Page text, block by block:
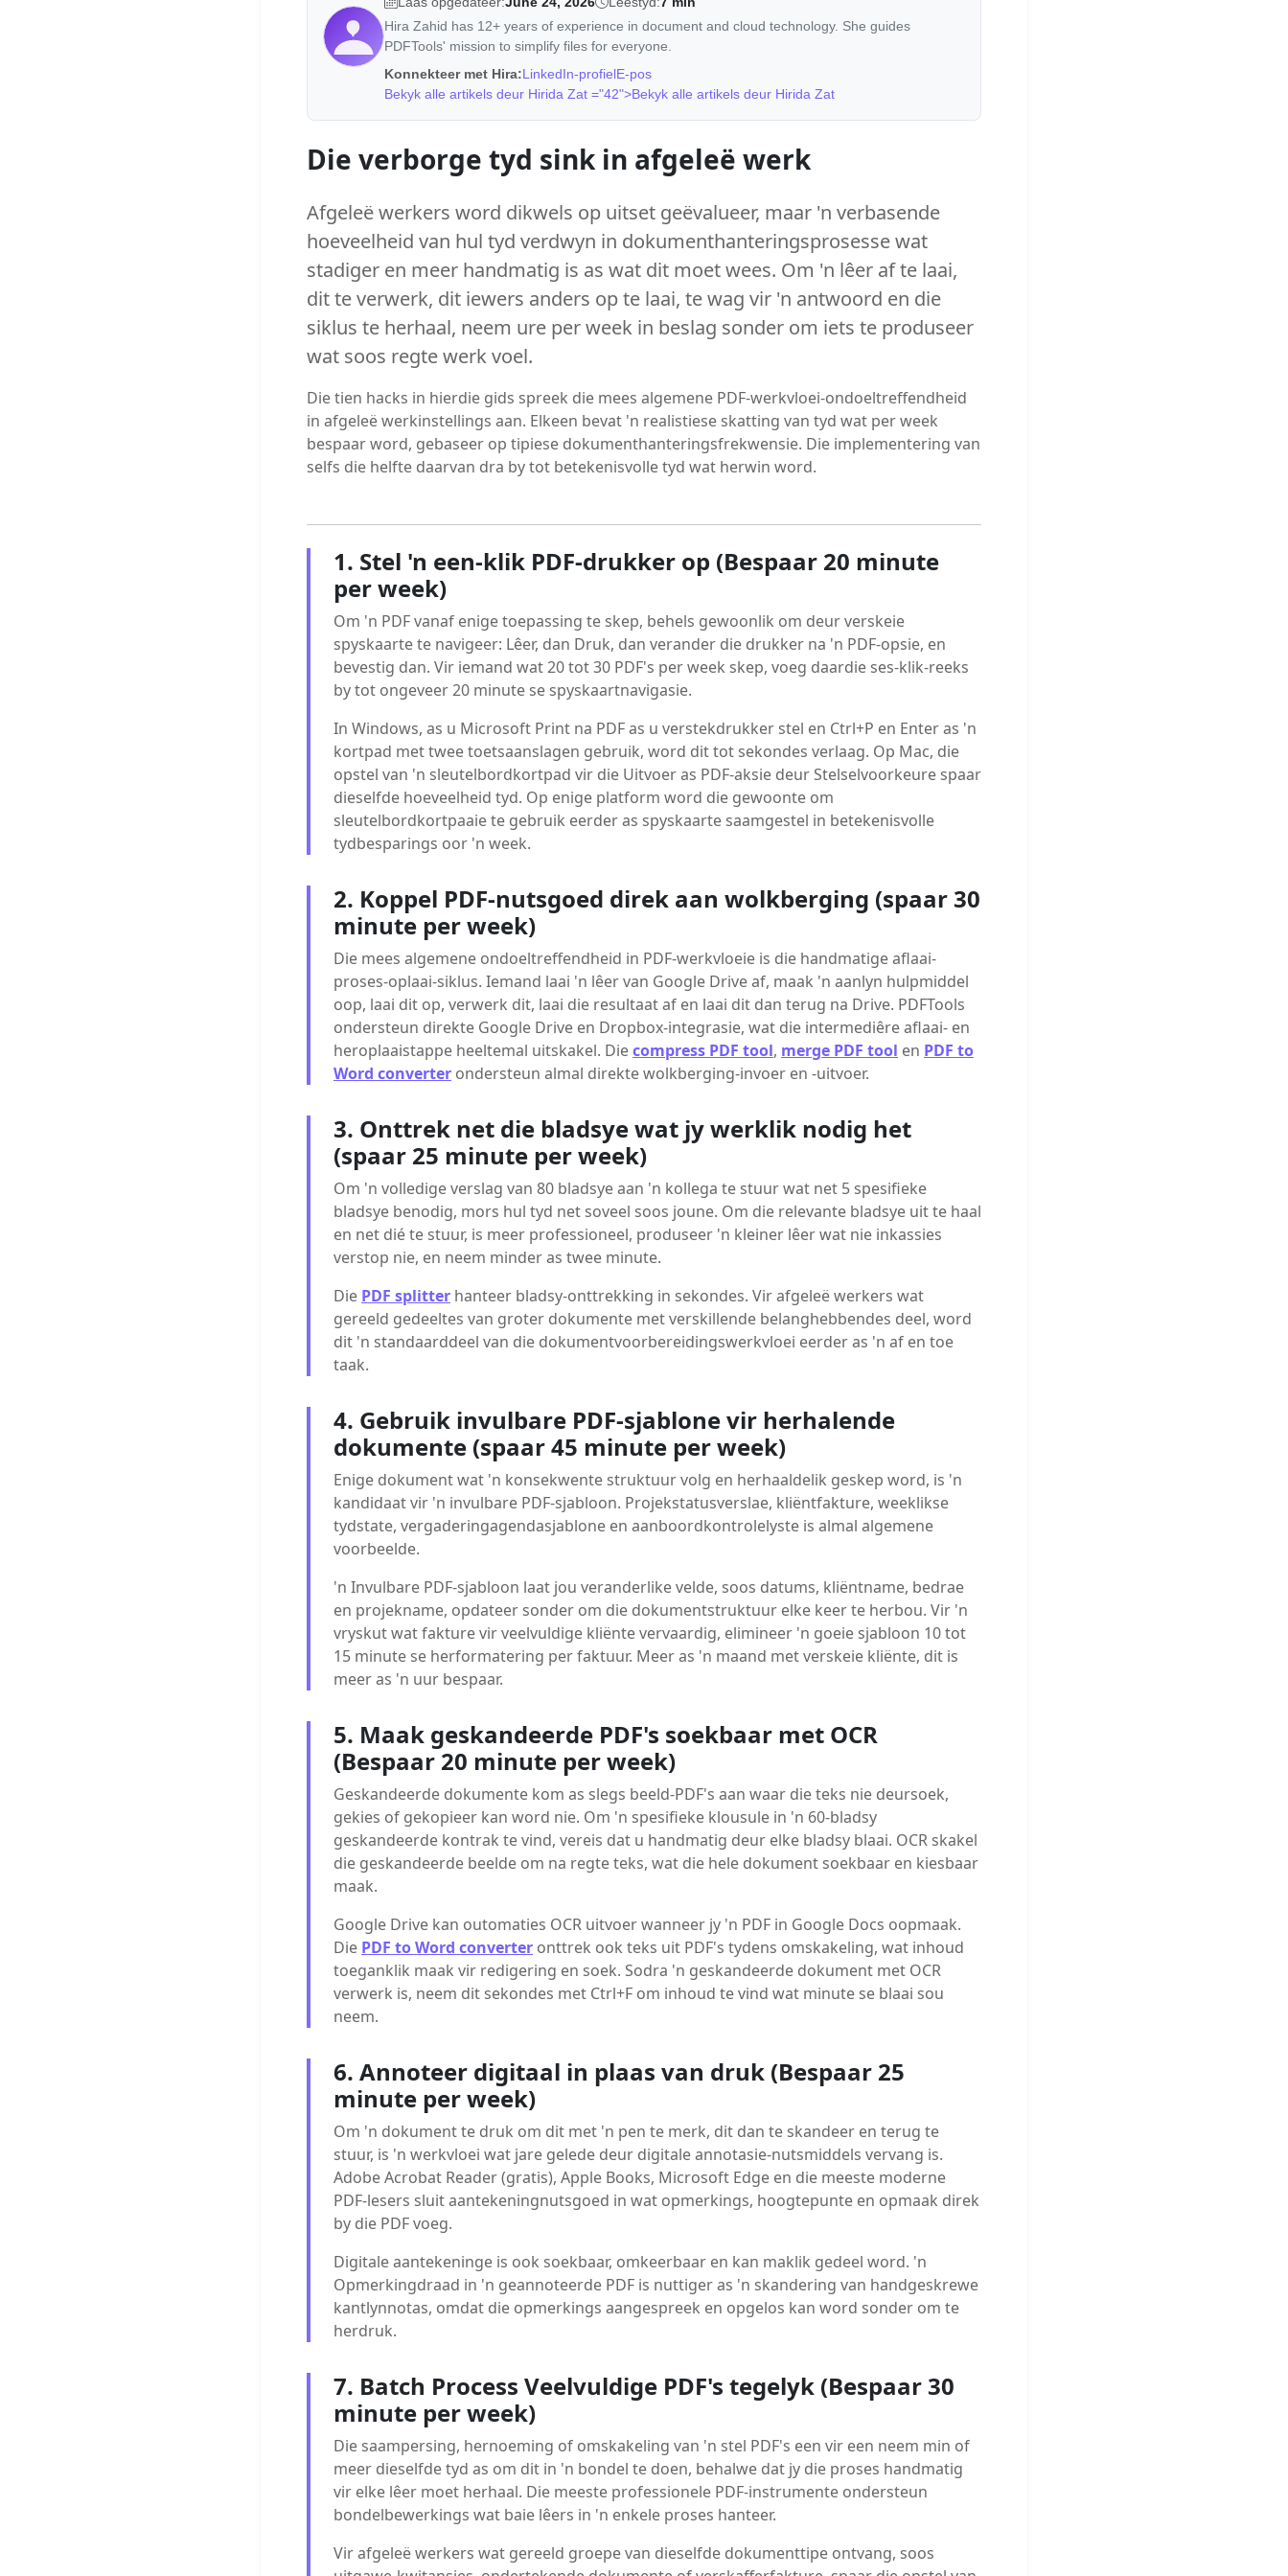
Hira Zahid has 12+ years of experience in document and cloud technology. She guides
PDFTools' mission to simplify files for everyone.
Konnekteer met Hira:LinkedIn-profielE-pos
Bekyk alle artikels deur Hirida Zat ="42">Bekyk alle artikels deur Hirida Zat
Die verborge tyd sink in afgeleë werk
Afgeleë werkers word dikwels op uitset geëvalueer, maar 'n verbasende
hoeveelheid van hul tyd verdwyn in dokumenthanteringsprosesse wat
stadiger en meer handmatig is as wat dit moet wees. Om 'n lêer af te laai,
dit te verwerk, dit iewers anders op te laai, te wag vir 'n antwoord en die
siklus te herhaal, neem ure per week in beslag sonder om iets te produseer
wat soos regte werk voel.
Die tien hacks in hierdie gids spreek die mees algemene PDF-werkvloei-ondoeltreffendheid
in afgeleë werkinstellings aan. Elkeen bevat 'n realistiese skatting van tyd wat per week
bespaar word, gebaseer op tipiese dokumenthanteringsfrekwensie. Die implementering van
selfs die helfte daarvan dra by tot betekenisvolle tyd wat herwin word.
1. Stel 'n een-klik PDF-drukker op (Bespaar 20 minute
per week)
Om 'n PDF vanaf enige toepassing te skep, behels gewoonlik om deur verskeie
spyskaarte te navigeer: Lêer, dan Druk, dan verander die drukker na 'n PDF-opsie, en
bevestig dan. Vir iemand wat 20 tot 30 PDF's per week skep, voeg daardie ses-klik-reeks
by tot ongeveer 20 minute se spyskaartnavigasie.
In Windows, as u Microsoft Print na PDF as u verstekdrukker stel en Ctrl+P en Enter as 'n
kortpad met twee toetsaanslagen gebruik, word dit tot sekondes verlaag. Op Mac, die
opstel van 'n sleutelbordkortpad vir die Uitvoer as PDF-aksie deur Stelselvoorkeure spaar
dieselfde hoeveelheid tyd. Op enige platform word die gewoonte om
sleutelbordkortpaaie te gebruik eerder as spyskaarte saamgestel in betekenisvolle
tydbesparings oor 'n week.
2. Koppel PDF-nutsgoed direk aan wolkberging (spaar 30
minute per week)
Die mees algemene ondoeltreffendheid in PDF-werkvloeie is die handmatige aflaai-
proses-oplaai-siklus. Iemand laai 'n lêer van Google Drive af, maak 'n aanlyn hulpmiddel
oop, laai dit op, verwerk dit, laai die resultaat af en laai dit dan terug na Drive. PDFTools
ondersteun direkte Google Drive en Dropbox-integrasie, wat die intermediêre aflaai- en
heroplaaistappe heeltemal uitskakel. Diecompress PDF tool, merge PDF tool en PDF to
Word converter ondersteun almal direkte wolkberging-invoer en -uitvoer.
3. Onttrek net die bladsye wat jy werklik nodig het
(spaar 25 minute per week)
Om 'n volledige verslag van 80 bladsye aan 'n kollega te stuur wat net 5 spesifieke
bladsye benodig, mors hul tyd net soveel soos joune. Om die relevante bladsye uit te haal
en net dié te stuur, is meer professioneel, produseer 'n kleiner lêer wat nie inkassies
verstop nie, en neem minder as twee minute.
Die PDF splitter hanteer bladsy-onttrekking in sekondes. Vir afgeleë werkers wat
gereeld gedeeltes van groter dokumente met verskillende belanghebbendes deel, word
dit 'n standaarddeel van die dokumentvoorbereidingswerkvloei eerder as 'n af en toe
taak.
4. Gebruik invulbare PDF-sjablone vir herhalende
dokumente (spaar 45 minute per week)
Enige dokument wat 'n konsekwente struktuur volg en herhaaldelik geskep word, is 'n
kandidaat vir 'n invulbare PDF-sjabloon. Projekstatusverslae, kliëntfakture, weeklikse
tydstate, vergaderingagendasjablone en aanboordkontrolelyste is almal algemene
voorbeelde.
'n Invulbare PDF-sjabloon laat jou veranderlike velde, soos datums, kliëntname, bedrae
en projekname, opdateer sonder om die dokumentstruktuur elke keer te herbou. Vir 'n
vryskut wat fakture vir veelvuldige kliënte vervaardig, elimineer 'n goeie sjabloon 10 tot
15 minute se herformatering per faktuur. Meer as 'n maand met verskeie kliënte, dit is
meer as 'n uur bespaar.
5. Maak geskandeerde PDF's soekbaar met OCR
(Bespaar 20 minute per week)
Geskandeerde dokumente kom as slegs beeld-PDF's aan waar die teks nie deursoek,
gekies of gekopieer kan word nie. Om 'n spesifieke klousule in 'n 60-bladsy
geskandeerde kontrak te vind, vereis dat u handmatig deur elke bladsy blaai. OCR skakel
die geskandeerde beelde om na regte teks, wat die hele dokument soekbaar en kiesbaar
maak.
Google Drive kan outomaties OCR uitvoer wanneer jy 'n PDF in Google Docs oopmaak.
Die PDF to Word converter onttrek ook teks uit PDF's tydens omskakeling, wat inhoud
toeganklik maak vir redigering en soek. Sodra 'n geskandeerde dokument met OCR
verwerk is, neem dit sekondes met Ctrl+F om inhoud te vind wat minute se blaai sou
neem.
6. Annoteer digitaal in plaas van druk (Bespaar 25
minute per week)
Om 'n dokument te druk om dit met 'n pen te merk, dit dan te skandeer en terug te
stuur, is 'n werkvloei wat jare gelede deur digitale annotasie-nutsmiddels vervang is.
Adobe Acrobat Reader (gratis), Apple Books, Microsoft Edge en die meeste moderne
PDF-lesers sluit aantekeningnutsgoed in wat opmerkings, hoogtepunte en opmaak direk
by die PDF voeg.
Digitale aantekeninge is ook soekbaar, omkeerbaar en kan maklik gedeel word. 'n
Opmerkingdraad in 'n geannoteerde PDF is nuttiger as 'n skandering van handgeskrewe
kantlynnotas, omdat die opmerkings aangespreek en opgelos kan word sonder om te
herdruk.
7. Batch Process Veelvuldige PDF's tegelyk (Bespaar 30
minute per week)
Die saampersing, hernoeming of omskakeling van 'n stel PDF's een vir een neem min of
meer dieselfde tyd as om dit in 'n bondel te doen, behalwe dat jy die proses handmatig
vir elke lêer moet herhaal. Die meeste professionele PDF-instrumente ondersteun
bondelbewerkings wat baie lêers in 'n enkele proses hanteer.
Vir afgeleë werkers wat gereeld groepe van dieselfde dokumenttipe ontvang, soos